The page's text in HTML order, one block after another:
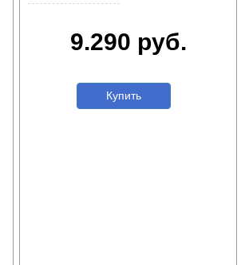
9.290 руб.
Купить